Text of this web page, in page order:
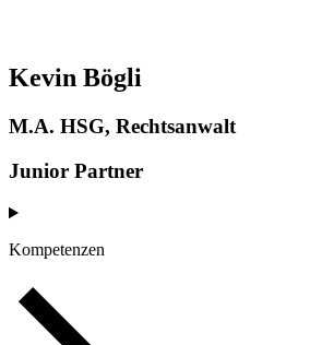
Kevin Bögli
M.A. HSG, Rechtsanwalt
Junior Partner
Kompetenzen